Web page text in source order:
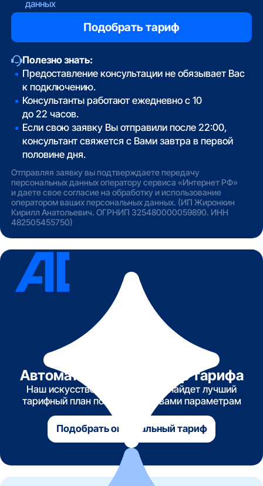
данных
Полезно знать:
Предоставление консультации не обязывает Вас
к подключению.
Консультанты работают ежедневно с 10
до 22 часов.
Если свою заявку Вы отправили после 22:00,
консультант свяжется с Вами завтра в первой
половине дня.
Отправляя заявку вы подтверждаете передачу
персональных данных оператору сервиса «Интернет РФ»
и даете свое согласие на обработку и использование
оператором ваших персональных данных. (ИП Жиронкин
Кирилл Анатольевич. ОГРНИП 325480000059890. ИНН
482505455750)
Автоматический подбор тарифа
Наш искусственный интеллект найдет лучший
тарифный план по указанным вами параметрам
Подобрать оптимальный тариф